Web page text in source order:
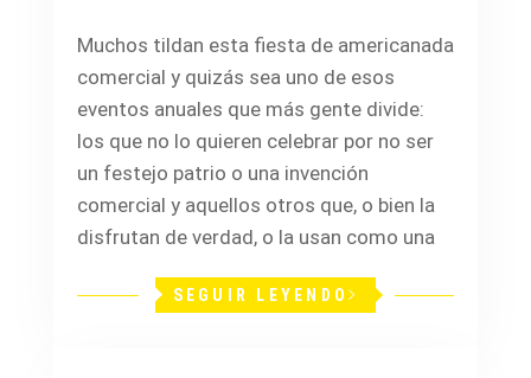
Muchos tildan esta fiesta de americanada
comercial y quizás sea uno de esos
eventos anuales que más gente divide:
los que no lo quieren celebrar por no ser
un festejo patrio o una invención
comercial y aquellos otros que, o bien la
disfrutan de verdad, o la usan como una
SEGUIR LEYENDO